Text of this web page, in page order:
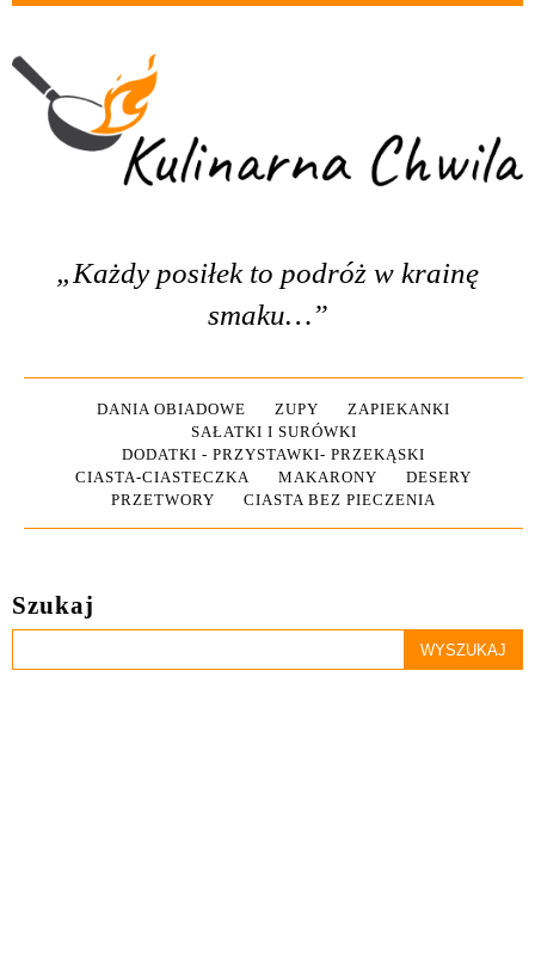
„Każdy posiłek to podróż w krainę
smaku…”
DANIA OBIADOWE ZUPY
ZAPIEKANKI
SAŁATKI I SURÓWKI
DODATKI - PRZYSTAWKI- PRZEKĄSKI
CIASTA-CIASTECZKA
MAKARONY
DESERY
PRZETWORY
CIASTA BEZ PIECZENIA
Szukaj